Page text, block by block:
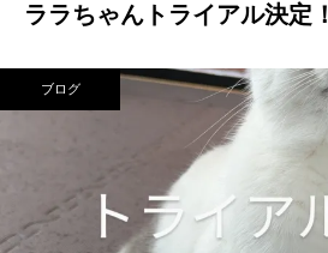
ララちゃんトライアル決定！
ブログ